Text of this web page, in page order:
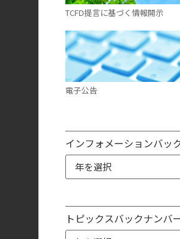
TCFD提言に基づく情報開示
電子公告
インフォメーションバッ
トピックスバックナンバ